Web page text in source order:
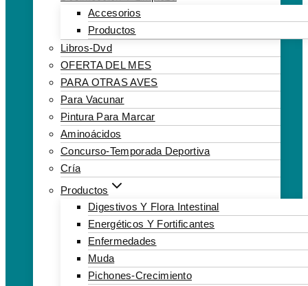
Accesorios
Productos
Libros-Dvd
OFERTA DEL MES
PARA OTRAS AVES
Para Vacunar
Pintura Para Marcar
Aminoácidos
Concurso-Temporada Deportiva
Cría
Productos
Digestivos Y Flora Intestinal
Energéticos Y Fortificantes
Enfermedades
Muda
Pichones-Crecimiento